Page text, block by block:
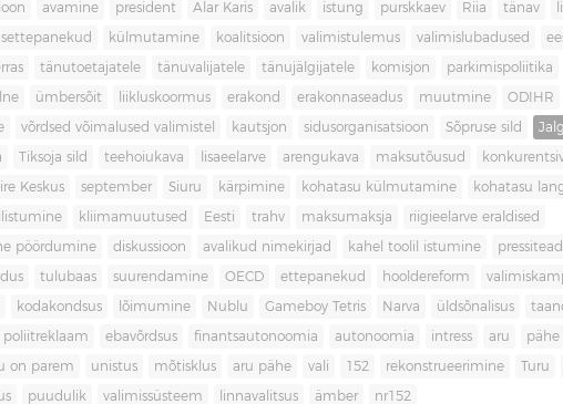
avamine president Alar Karis avalik istung purskkaev Riia tänav
külmutamine koalitsioon valimistulemus valimislubadused
tänutoetajatele tänuvalijatele tänujälgijatele komisjon parkimispoliitika
ümbersõit liikluskoormus erakond erakonnaseadus muutmine ODIHR
võrdsed võimalused valimistel kautsjon sidusorganisatsioon Sõpruse sild
Tiksoja sild teehoiukava lisaeelarve arengukava maksutõusud
Keskus september Siuru kärpimine kohatasu külmutamine kohatasu
kliimamuutused Eesti trahv maksumaksja riigieelarve eraldised
pöördumine diskussioon avalikud nimekirjad kahel toolil istumine
tulubaas suurendamine OECD ettepanekud hooldereform
kodakondsus lõimumine Nublu Gameboy Tetris Narva üldsõnalisus
poliitreklaam ebavõrdsus finantsautonoomia autonoomia intress aru pähe
on parem unistus mõtisklus aru pähe vali 152 rekonstrueerimine Turu
puudulik valimissüsteem linnavalitsus ämber nr152